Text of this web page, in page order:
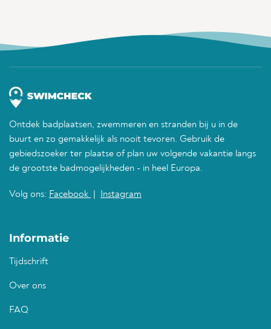
Ontdek badplaatsen, zwemmeren en stranden bij u in de
buurt en zo gemakkelijk als nooit tevoren. Gebruik de
gebiedszoeker ter plaatse of plan uw volgende vakantie langs
de grootste badmogelijkheden - in heel Europa.
Volg ons: Facebook Instagram
Informatie
Tijdschrift
Over ons
FAQ